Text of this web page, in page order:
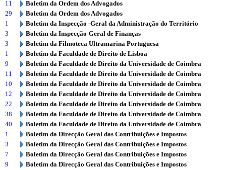
11
Boletim da Ordem dos Advogados
29
Boletim da Ordem dos Advogados
1
Boletim da Inspecção -Geral da Administração do Território
3
Boletim da Inspecção-Geral de Finanças
3
Boletim da Filmoteca Ultramarina Portuguesa
1
Boletim da Faculdade de Direito de Lisboa
9
Boletim da Faculdade de Direito da Universidade de Coimbra
11
Boletim da Faculdade de Direito da Universidade de Coimbra
10
Boletim da Faculdade de Direito da Universidade de Coimbra
12
Boletim da Faculdade de Direito da Universidade de Coimbra
22
Boletim da Faculdade de Direito da Universidade de Coimbra
38
Boletim da Faculdade de Direito da Universidade de Coimbra
40
Boletim da Faculdade de Direito da Universidade de Coimbra
1
Boletim da Direcção Geral das Contribuições e Impostos
3
Boletim da Direcção Geral das Contribuições e Impostos
7
Boletim da Direcção Geral das Contribuições e Impostos
9
Boletim da Direcção Geral das Contribuições e Impostos